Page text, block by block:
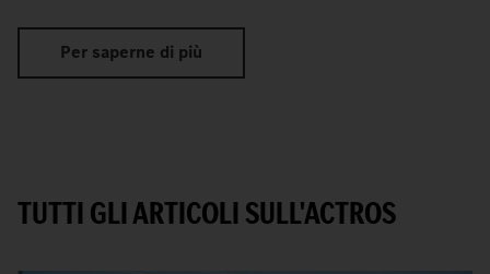
Per saperne di più
TUTTI GLI ARTICOLI SULL'ACTROS